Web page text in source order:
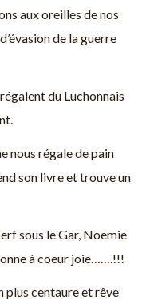
aux oreilles de nos
de la guerre
du Luchonnais
nous régale de pain
son livre et trouve un
sous le Gar, Noemie
à coeur joie…….!!!
plus centaure et rêve